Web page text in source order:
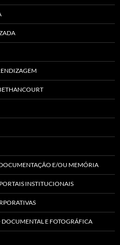
E/OU MEMÓRIA
INSTITUCIONAIS
DOCUMENTAL E FOTOGRÁFICA